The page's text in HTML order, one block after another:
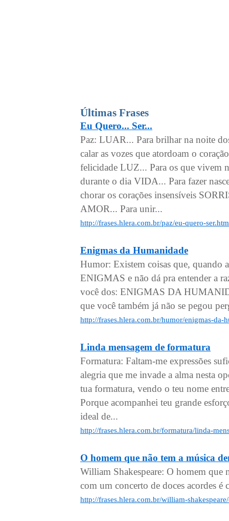
Últimas Frases
Eu Quero... Ser...
Paz: LUAR... Para brilhar na noite
calar as vozes que atordoam o
felicidade LUZ... Para os que vivem
durante o dia VIDA... Para fazer
chorar os corações insensíveis
AMOR... Para unir...
http://frases.hlera.com.br/paz/eu-quero-ser.htm
Enigmas da Humanidade
Humor: Existem coisas que, quando
ENIGMAS e não dá pra entender a
você dos: ENIGMAS DA
que você também já não se pegou
http://frases.hlera.com.br/humor/enigmas-da-
Linda mensagem de formatura
Formatura: Faltam-me expressões
alegria que me invade a alma nesta
tua formatura, vendo o teu nome
Porque acompanhei teu grande
ideal de...
http://frases.hlera.com.br/formatura/linda-
O homem que não tem a música
William Shakespeare: O homem que
com um concerto de doces acordes é
http://frases.hlera.com.br/william-